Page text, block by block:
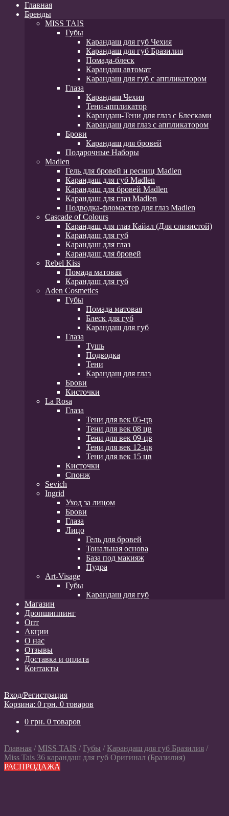
Главная
Бренды
MISS TAIS
Губы
Карандаш для губ Чехия
Карандаш для губ Бразилия
Помада-блеск
Карандаш автомат
Карандаш для губ с аппликатором
Глаза
Карандаш Чехия
Тени-аппликатор
Карандаш-Тени для глаз с Блесками
Карандаш для глаз с аппликатором
Брови
Карандаш для бровей
Подарочные Наборы
Madlen
Гель для бровей и ресниц Madlen
Карандаш для губ Madlen
Карандаш для бровей Madlen
Карандаш для глаз Madlen
Подводка-фломастер для глаз Madlen
Cascade of Colours
Карандаш для глаз Кайал (Для слизистой)
Карандаш для губ
Карандаш для глаз
Карандаш для бровей
Rebel Kiss
Помада матовая
Карандаш для губ
Aden Cosmetics
Губы
Помада матовая
Блеск для губ
Карандаш для губ
Глаза
Тушь
Подводка
Тени
Карандаш для глаз
Брови
Кисточки
La Rosa
Глаза
Тени для век 05-цв
Тени для век 08 цв
Тени для век 09-цв
Тени для век 12-цв
Тени для век 15 цв
Кисточки
Спонж
Sevich
Ingrid
Уход за лицом
Брови
Глаза
Лицо
Гель для бровей
Тональная основа
База под макияж
Пудра
Art-Visage
Губы
Карандаш для губ
Магазин
Дропшиппинг
Опт
Акции
О нас
Отзывы
Доставка и оплата
Контакты
Вход/Регистрация
Корзина: 0 грн. 0 товаров
0 грн. 0 товаров
Главная /MISS TAIS /Губы /Карандаш для губ Бразилия /
Miss Tais 36 карандаш для губ Оригинал (Бразилия)
РАСПРОДАЖА